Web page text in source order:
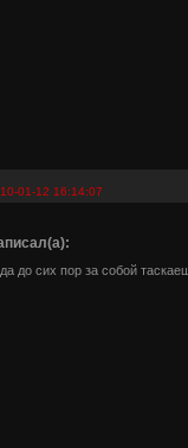
01-12 16:14:07
до сих пор за собой